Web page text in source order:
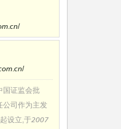
国证监会批
公司作为主发
设立,于2007